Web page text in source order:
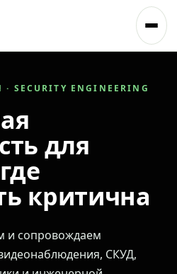
· SECURITY ENGINEERING
для
критична
и сопровождаем
СКУД,